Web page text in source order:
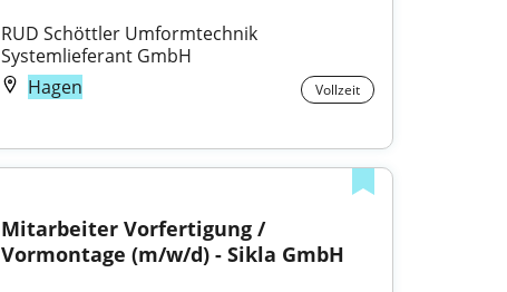
RUD Schöttler Umformtechnik
Systemlieferant GmbH
Hagen
Vollzeit
Mitarbeiter Vorfertigung /
Vormontage (m/w/d) - Sikla GmbH